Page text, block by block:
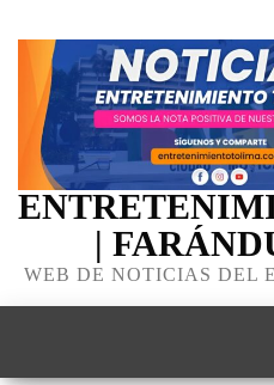
|
WEB DE NOTICIAS DEL